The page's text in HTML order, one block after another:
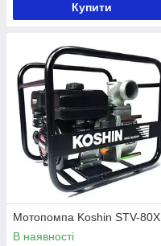
Купити
Мотопомпа Koshin STV-80X
В наявності